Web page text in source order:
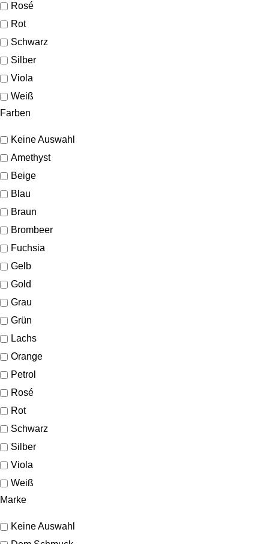
Rosé
Rot
Schwarz
Silber
Viola
Weiß
Farben
Keine Auswahl
Amethyst
Beige
Blau
Braun
Brombeer
Fuchsia
Gelb
Gold
Grau
Grün
Lachs
Orange
Petrol
Rosé
Rot
Schwarz
Silber
Viola
Weiß
Marke
Keine Auswahl